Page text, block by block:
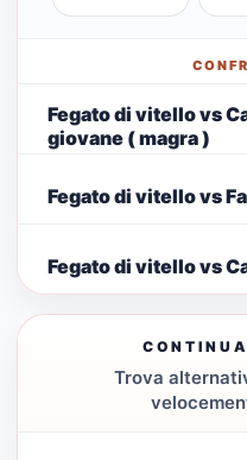
Fegato di vitello vs
giovane ( magra )
Fegato di vitello vs
Fegato di vitello vs
Trova